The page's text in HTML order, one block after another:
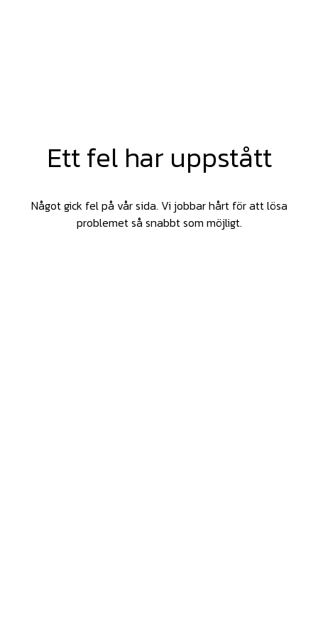
Ett fel har uppstått
Något gick fel på vår sida. Vi jobbar hårt för att lösa
problemet så snabbt som möjligt.